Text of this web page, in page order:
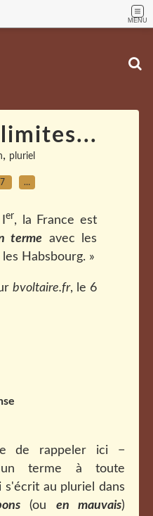
MENU
limites...
, pluriel
…
er, la France est
terme avec les
Habsbourg. »
bvoltaire.fr, le 6
de rappeler ici −
terme à toute
s'écrit au pluriel dans
(ou en mauvais)